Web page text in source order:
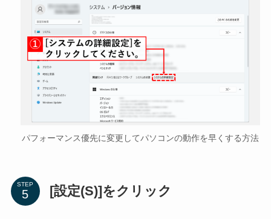
パフォーマンス優先に変更してパソコンの動作を早くする方法
STEP [設定(S)]をクリック